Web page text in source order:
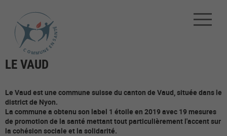
LE VAUD
Le Vaud est une commune suisse du canton de Vaud, située dans le
district de Nyon.
La commune a obtenu son label 1 étoile en 2019 avec 19 mesures
de promotion de la santé mettant tout particulièrement l'accent sur
la cohésion sociale et la solidarité.